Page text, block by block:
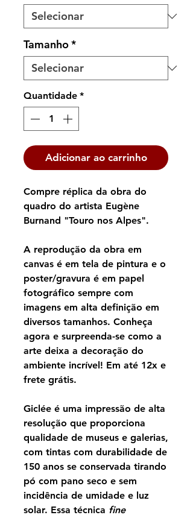
Tamanho*
Quantidade *
Adicionar ao carrinho
Compre réplica da obra do
quadro do artista Eugène
Burnand "Touro nos Alpes".
A reprodução da obra em
canvas é em tela de pintura e o
poster/gravura é em papel
fotográfico sempre com
imagens em alta definição em
diversos tamanhos. Conheça
agora e surpreenda-se como a
arte deixa a decoração do
ambiente incrível! Em até 12x e
frete grátis.
Giclée é uma impressão de alta
resolução que proporciona
qualidade de museus e galerias,
com tintas com durabilidade de
150 anos se conservada tirando
pó com pano seco e sem
incidência de umidade e luz
solar. Essa técnica fine